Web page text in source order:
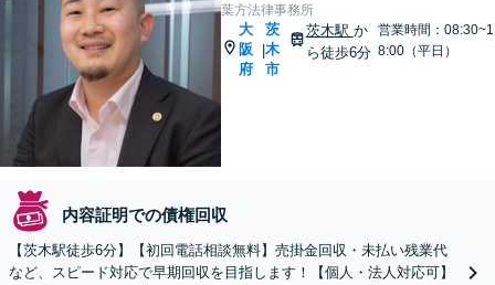
葉方法律事務所
大
阪
府
|
茨
木
市
茨木駅 か
ら徒歩6分
営業時間：08:30~1
8:00（平日）
内容証明での債権回収
【茨木駅徒歩6分】【初回電話相談無料】売掛金回収・未払い残業代
など、スピード対応で早期回収を目指します！【個人・法人対応可】